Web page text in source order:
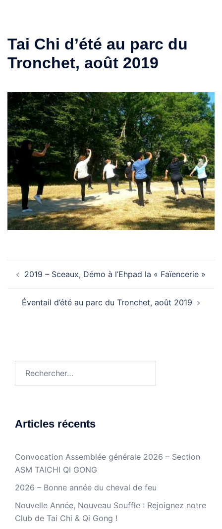
Tai Chi d’été au parc du
Tronchet, août 2019
d’article
2019 – Sceaux, Démo à l’Ehpad la « Faïencerie »
Éventail d’été au parc du Tronchet, août 2019
Articles récents
Convocation Assemblée générale 2026 – Section
ASM TAICHI QI GONG
2026 – Bonne année du cheval de feu
Nouvelle Année, Nouveau Souffle : Rejoignez notre
Club de Tai Chi & Qi Gong !